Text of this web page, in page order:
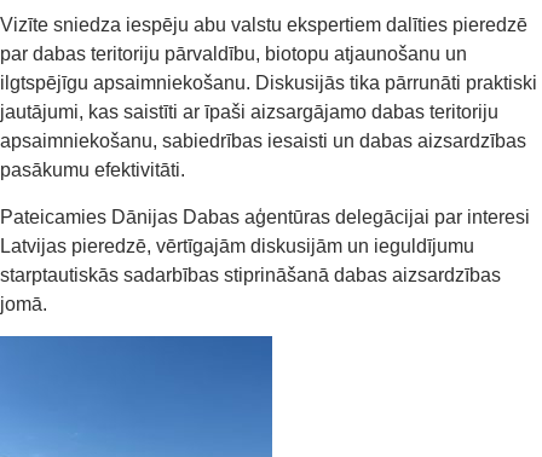
Vizīte sniedza iespēju abu valstu ekspertiem dalīties pieredzē
par dabas teritoriju pārvaldību, biotopu atjaunošanu un
ilgtspējīgu apsaimniekošanu. Diskusijās tika pārrunāti praktiski
jautājumi, kas saistīti ar īpaši aizsargājamo dabas teritoriju
apsaimniekošanu, sabiedrības iesaisti un dabas aizsardzības
pasākumu efektivitāti.
Pateicamies Dānijas Dabas aģentūras delegācijai par interesi
Latvijas pieredzē, vērtīgajām diskusijām un ieguldījumu
starptautiskās sadarbības stiprināšanā dabas aizsardzības
jomā.